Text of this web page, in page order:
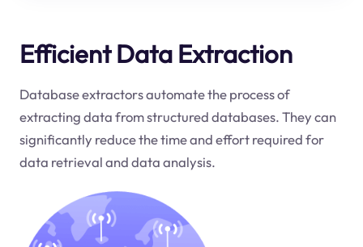
Efficient Data Extraction
Database extractors automate the process of
extracting data from structured databases. They can
significantly reduce the time and effort required for
data retrieval and data analysis.